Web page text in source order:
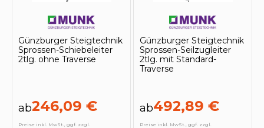
Günzburger Steigtechnik
Sprossen-Schiebeleiter
2tlg. ohne Traverse
ab246,09 €
Preise inkl. MwSt., ggf. zzgl.
Günzburger Steigtechnik
Sprossen-Seilzugleiter
2tlg. mit Standard-
Traverse
ab492,89 €
Preise inkl. MwSt., ggf. zzgl.